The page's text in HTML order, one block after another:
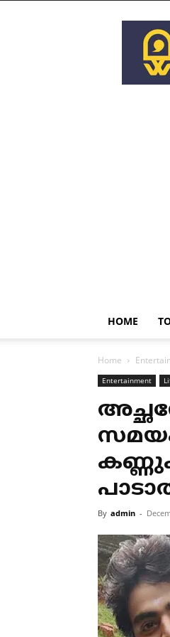
HOME
Home
Entertainment
By admin -